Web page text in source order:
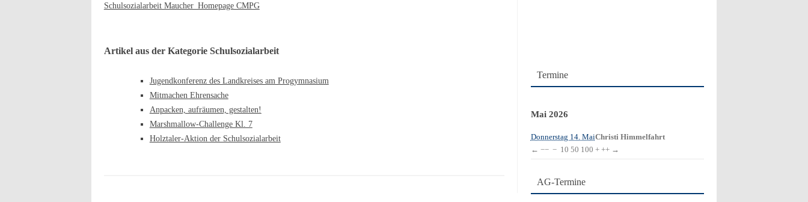
Schulsozialarbeit Maucher_Homepage CMPG
Artikel aus der Kategorie Schulsozialarbeit
Jugendkonferenz des Landkreises am Progymnasium
Mitmachen Ehrensache
Anpacken, aufräumen, gestalten!
Marshmallow-Challenge Kl. 7
Holztaler-Aktion der Schulsozialarbeit
Termine
Mai 2026
Donnerstag 14. MaiChristi Himmelfahrt
← −− − 10 50 100 + ++ →
AG-Termine